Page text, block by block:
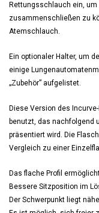
Rettungsschlauch ein,
zusammenschließen zu
Atemschlauch.
Ein optionaler Halter, um
einige
„Zubehör” aufgelistet.
Diese Version des
benutzt, das nachfolgend
präsentiert wird. Die
Vergleich zu einer
Das flache Profil
Bessere Sitzposition im
Der Schwerpunkt liegt